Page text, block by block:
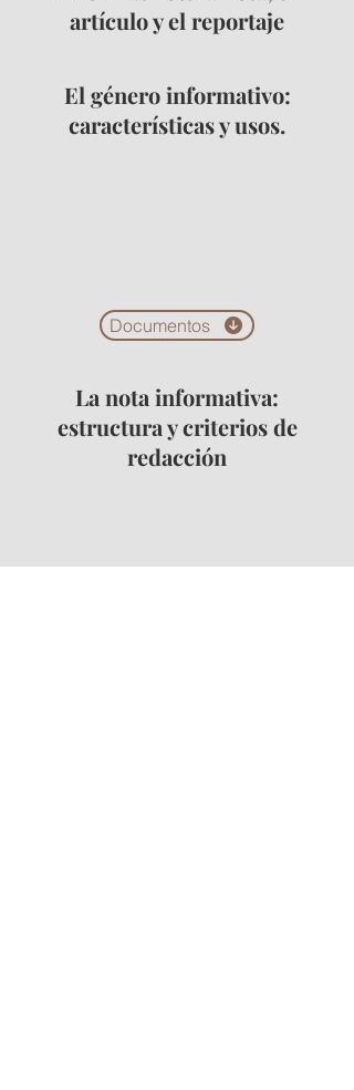
artículo y el reportaje
El género informativo:
características y usos.
Documentos
La nota informativa:
estructura y criterios de
redacción